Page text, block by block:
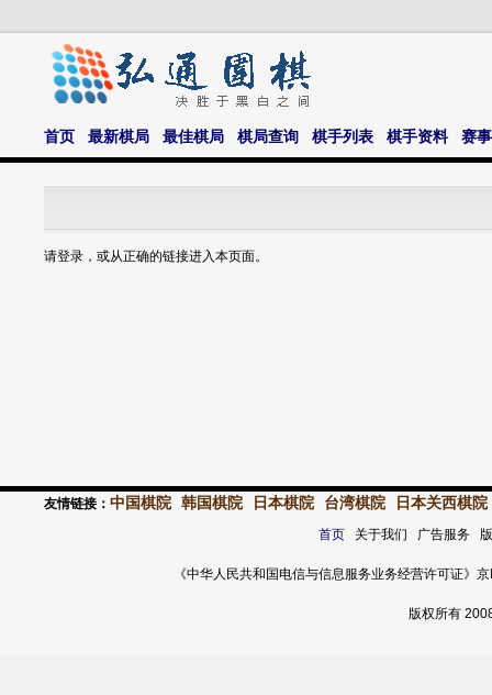
首页 最新棋局 最佳棋局 棋局查询 棋手列表 棋手资料 赛
请登录，或从正确的链接进入本页面。
友情链接： 中国棋院 韩国棋院 日本棋院 台湾棋院 日本关西棋院
首页关于我们 广告服务
《中华人民共和国电信与信息服务业务经营许可证
版权所有